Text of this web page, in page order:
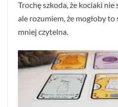
Trochę szkoda, że kociaki
ale rozumiem, że mogłoby to
mniej czytelna.